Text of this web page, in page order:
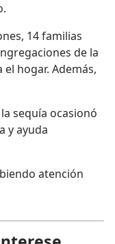
14 familias
de la
hogar. Además,
sequía ocasionó
y ayuda
atención